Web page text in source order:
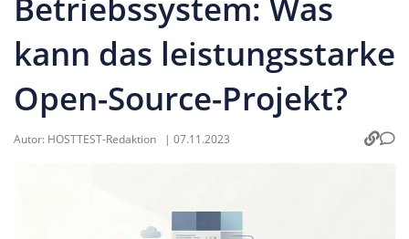
Betriebssystem: Was
kann das leistungsstarke
Open-Source-Projekt?
Autor: HOSTTEST-Redaktion | 07.11.2023